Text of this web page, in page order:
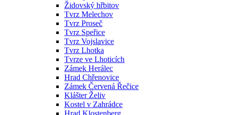
Židovský hřbitov
Tvrz Melechov
Tvrz Proseč
Tvrz Speřice
Tvrz Vojslavice
Tvrz Lhotka
Tvrze ve Lhoticích
Zámek Herálec
Hrad Chřenovice
Zámek Červená Řečice
Klášter Želiv
Kostel v Zahrádce
Hrad Klostenberg